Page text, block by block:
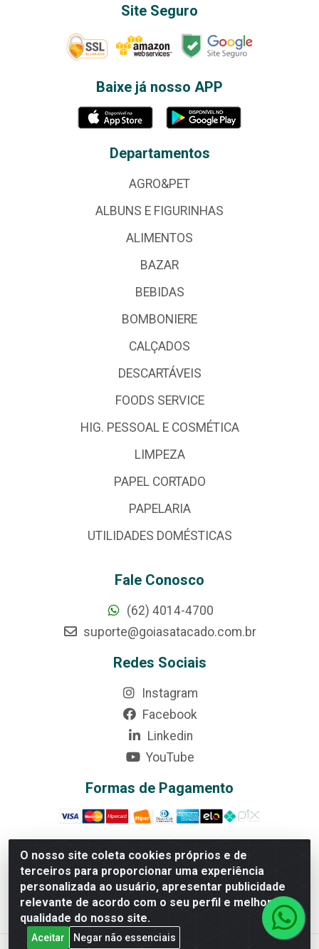
O nosso site coleta cookies próprios e de
terceiros para proporcionar uma experiência
personalizada ao usuário, apresentar publicidade
relevante de acordo com o seu perfil e melhorar a
qualidade do nosso site.
Aceitar Negar não essenciais
Site Seguro
Baixe já nosso APP
Departamentos
AGRO&PET
ALBUNS E FIGURINHAS
ALIMENTOS
BAZAR
BEBIDAS
BOMBONIERE
CALÇADOS
DESCARTÁVEIS
FOODS SERVICE
HIG. PESSOAL E COSMÉTICA
LIMPEZA
PAPEL CORTADO
PAPELARIA
UTILIDADES DOMÉSTICAS
Fale Conosco
(62) 4014-4700
suporte@goiasatacado.com.br
Redes Sociais
Instagram
Facebook
Linkedin
YouTube
Formas de Pagamento
Rede Brasil - Avenida Universitária, nº 3860, Jardim das
Américas II Etapa - Anápolis/GO - CEP 75070-415 -
CNPJ 07.728.073/0002-24